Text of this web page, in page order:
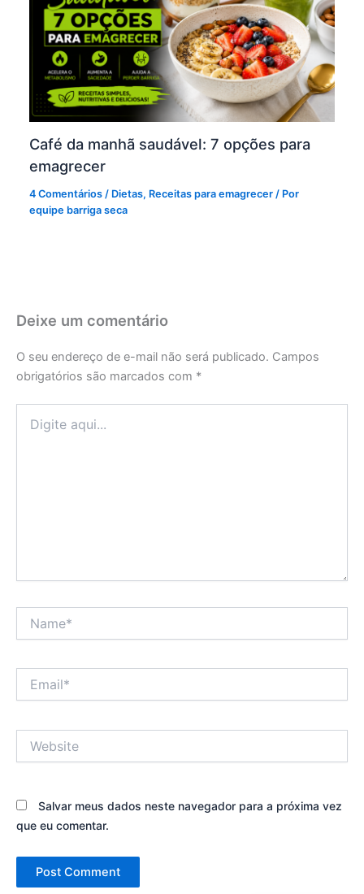
Café da manhã saudável: 7 opções para
emagrecer
4 Comentários / Dietas, Receitas para emagrecer / Por
equipe barriga seca
Deixe um comentário
O seu endereço de e-mail não será publicado. Campos
obrigatórios são marcados com *
aqui...
Salvar meus dados neste navegador para a próxima vez
que eu comentar.